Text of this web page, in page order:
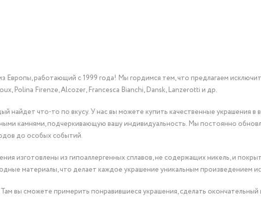
работающий с 1999 года! Мы гордимся тем, что предлагаем
Polina Firenze, Alcozer, Francesca Bianchi, Dansk, Lanzerotti и др.
найдет что-то по вкусу. У нас вы можете купить качественные украшения в
камнями, подчеркивающую вашу индивидуальность. Мы постоянно
до особых событий.
изготовлены из гипоаллергенных сплавов, не содержащих никель, и
материалы, что делает каждое украшение уникальным произведением
вы сможете примерить понравившиеся украшения, сделать